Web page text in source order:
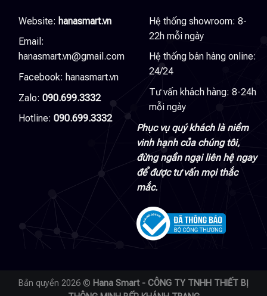
Website: hanasmart.vn
Email:
hanasmart.vn@gmail.com
Facebook: hanasmart.vn
Zalo: 090.699.3332
Hotline: 090.699.3332
Hệ thống showroom: 8-
22h mỗi ngày
Hệ thống bán hàng online:
24/24
Tư vấn khách hàng: 8-24h
mỗi ngày
Phục vụ quý khách là niềm
vinh hạnh của chúng tôi,
đừng ngần ngại liên hệ ngay
để được tư vấn mọi thắc
mắc.
Bản quyền 2026 © Hana Smart - CÔNG TY TNHH THIẾT BỊ